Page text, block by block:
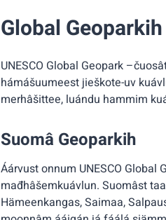
Global Geoparkih
UNESCO Global Geopark
hámášuumeest jieškote-uv
merhâšittee, luándu hammim
Suomâ Geoparkih
Áárvust onnum UNESCO
mađhâšemkuávlun. Suomâst
Hämeenkangas, Saimaa,